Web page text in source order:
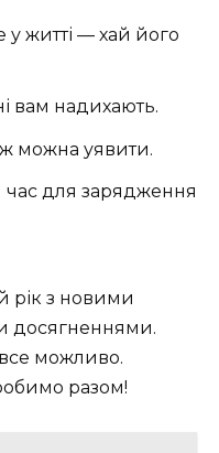
у житті — хай його
вам надихають.
можна уявити.
час для зарядження
рік з новими
досягненнями.
можливо.
разом!